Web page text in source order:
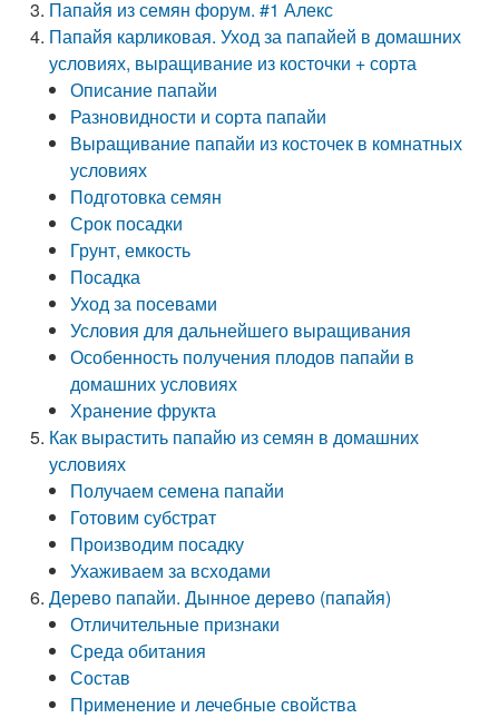
Папайя из семян форум. #1 Алекс
Папайя карликовая. Уход за папайей в домашних
условиях, выращивание из косточки + сорта
Описание папайи
Разновидности и сорта папайи
Выращивание папайи из косточек в комнатных
условиях
Подготовка семян
Срок посадки
Грунт, емкость
Посадка
Уход за посевами
Условия для дальнейшего выращивания
Особенность получения плодов папайи в
домашних условиях
Хранение фрукта
Как вырастить папайю из семян в домашних
условиях
Получаем семена папайи
Готовим субстрат
Производим посадку
Ухаживаем за всходами
Дерево папайи. Дынное дерево (папайя)
Отличительные признаки
Среда обитания
Состав
Применение и лечебные свойства